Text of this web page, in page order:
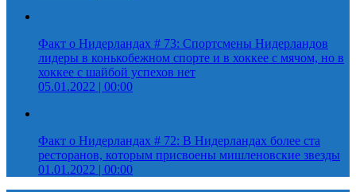
Факт о Нидерландах # 73: Спортсмены Нидерландов
лидеры в конькобежном спорте и в хоккее с мячом, но в
хоккее с шайбой успехов нет
05.01.2022 | 00:00
Факт о Нидерландах # 72: В Нидерландах более ста
ресторанов, которым присвоены мишленовские звезды
01.01.2022 | 00:00